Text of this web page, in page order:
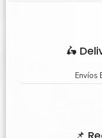
🛵
Envíos